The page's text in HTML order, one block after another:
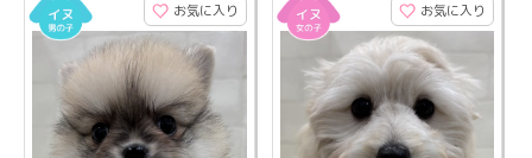
お気に入り お気に入り